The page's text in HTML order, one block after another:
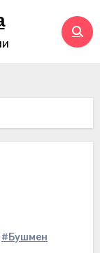
#Бушмен